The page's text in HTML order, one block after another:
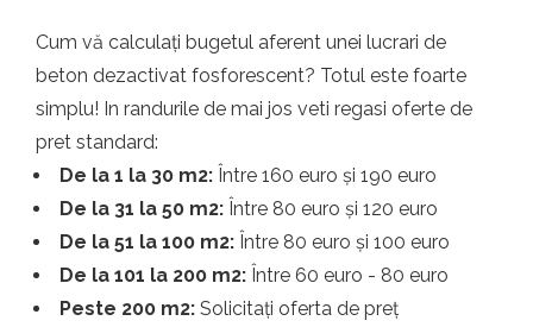
Cum vă calculați bugetul aferent unei lucrari de
beton dezactivat fosforescent? Totul este foarte
simplu! In randurile de mai jos veti regasi oferte de
pret standard:
De la 1 la 30 m2: Între 160 euro și 190 euro
De la 31 la 50 m2: Între 80 euro și 120 euro
De la 51 la 100 m2: Între 80 euro și 100 euro
De la 101 la 200 m2: Între 60 euro - 80 euro
Peste 200 m2: Solicitați oferta de preț